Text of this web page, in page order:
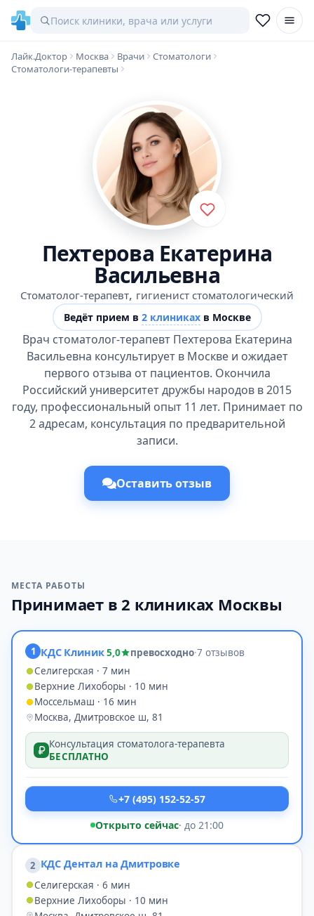
Лайк.Доктор Москва Врачи
Стоматологи
Стоматологи-терапевты
Пехтерова Екатерина
Васильевна
Стоматолог-терапевт, гигиенист стоматологический
Ведёт прием в 2 клиникахв Москве
Врач стоматолог-терапевт Пехтерова Екатерина
Васильевна консультирует в Москве и ожидает
первого отзыва от пациентов. Окончила
Российский университет дружбы народов в 2015
году, профессиональный опыт 11 лет. Принимает по
2 адресам, консультация по предварительной
записи.
Оставить отзыв
МЕСТА РАБОТЫ
Принимает в 2 клиниках Москвы
1 КДС Клиник5,0 превосходно·7 отзывов
Селигерская · 7 мин
Верхние Лихоборы · 10 мин
Моссельмаш · 16 мин
Москва, Дмитровское ш, 81
Консультация стоматолога-терапевта
БЕСПЛАТНО
+7 (495) 152-52-57
Открыто сейчас· до 21:00
2 КДС Дентал на Дмитровке
Селигерская · 6 мин
Верхние Лихоборы · 10 мин